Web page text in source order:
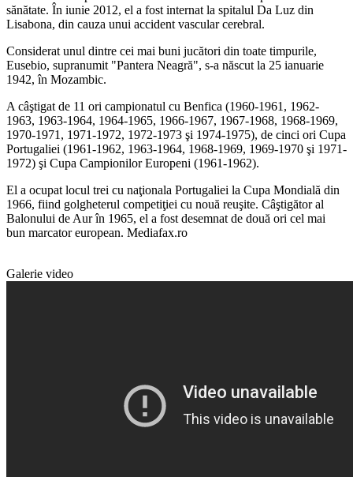
sănătate. În iunie 2012, el a fost internat la spitalul Da Luz din
Lisabona, din cauza unui accident vascular cerebral.
Considerat unul dintre cei mai buni jucători din toate timpurile,
Eusebio, supranumit "Pantera Neagră", s-a născut la 25 ianuarie
1942, în Mozambic.
A câştigat de 11 ori campionatul cu Benfica (1960-1961, 1962-
1963, 1963-1964, 1964-1965, 1966-1967, 1967-1968, 1968-1969,
1970-1971, 1971-1972, 1972-1973 şi 1974-1975), de cinci ori Cupa
Portugaliei (1961-1962, 1963-1964, 1968-1969, 1969-1970 şi 1971-
1972) şi Cupa Campionilor Europeni (1961-1962).
El a ocupat locul trei cu naţionala Portugaliei la Cupa Mondială din
1966, fiind golgheterul competiţiei cu nouă reuşite. Câştigător al
Balonului de Aur în 1965, el a fost desemnat de două ori cel mai
bun marcator european. Mediafax.ro
Galerie video